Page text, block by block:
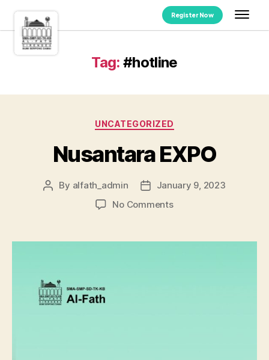
Register Now
Tag: #hotline
UNCATEGORIZED
Nusantara EXPO
By alfath_admin
January 9, 2023
No Comments